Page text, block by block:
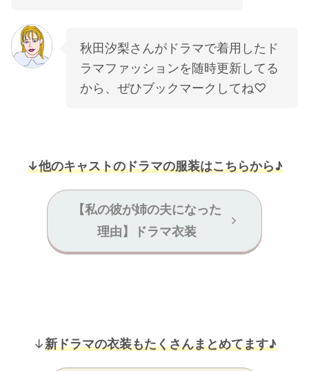
秋田汐梨さんがドラマで着用したド
ラマファッションを随時更新してる
から、ぜひブックマークしてね♡
↓他のキャストのドラマの服装はこちらから♪
【私の彼が姉の夫になった
理由】ドラマ衣装
↓新ドラマの衣装もたくさんまとめてます♪